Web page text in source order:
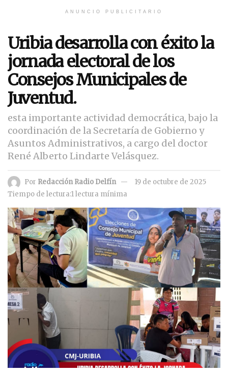
ANUNCIO PUBLICITARIO
Uribia desarrolla con éxito la
jornada electoral de los
Consejos Municipales de
Juventud.
esta importante actividad democrática, bajo la
coordinación de la Secretaría de Gobierno y
Asuntos Administrativos, a cargo del doctor
René Alberto Lindarte Velásquez.
Por Redacción Radio Delfín
19 de octubre de 2025
Tiempo de lectura:1 lectura mínima